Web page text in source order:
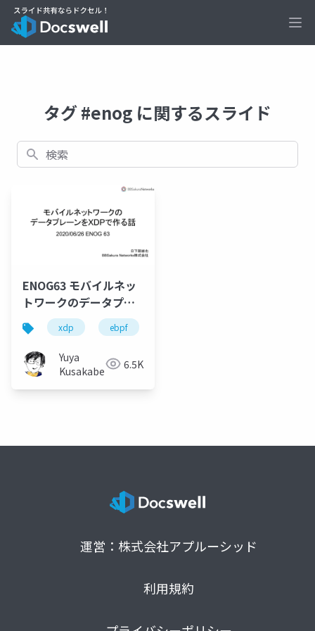
タグ #enog に関するスライド
検索
ENOG63 モバイルネッ
トワークのデータプレ
ーンをXDPで作る話
xdp ebpf
Yuya
Kusakabe
6.5K
運営：株式会社アプルーシッド
利用規約